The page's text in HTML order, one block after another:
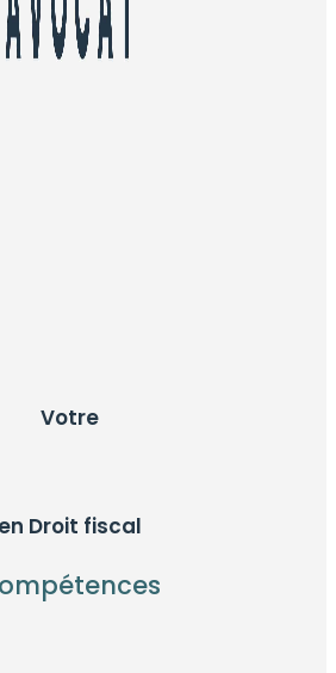
Votre
en Droit fiscal